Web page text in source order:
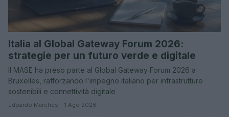
Italia al Global Gateway Forum 2026:
strategie per un futuro verde e digitale
Il MASE ha preso parte al Global Gateway Forum 2026 a
Bruxelles, rafforzando l'impegno italiano per infrastrutture
sostenibili e connettività digitale
Edoardo Marchesi · 1 Ago 2026